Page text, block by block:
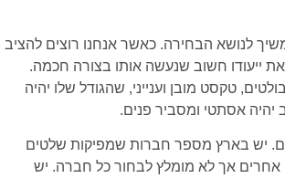
לנושא הבחירה. כאשר אנחנו רוצים להציב
ייעודו חשוב שנעשה אותו בצורה חכמה.
טקסט מובן וענייני, שהגודל שלו יהיה
יהיה אסתטי ומסביר פנים.
יש בארץ מספר חברות שמפיקות שלטים
אחרים אך לא מומלץ לבחור כל חברה. יש